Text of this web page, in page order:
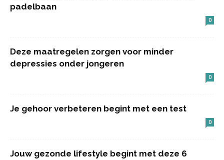
padelbaan
0
Deze maatregelen zorgen voor minder
depressies onder jongeren
0
Je gehoor verbeteren begint met een test
0
Jouw gezonde lifestyle begint met deze 6